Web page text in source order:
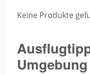
Keine Produkte
Umgebung